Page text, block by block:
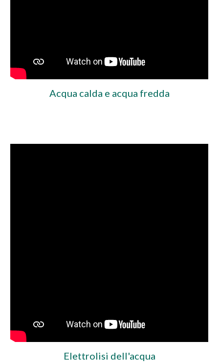
Acqua calda e acqua fredda
Elettrolisi dell'acqua